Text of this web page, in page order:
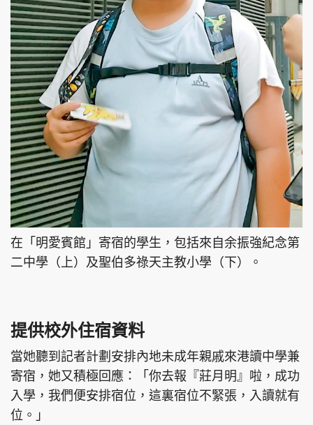
在「明愛賓館」寄宿的學生，包括來自余振強紀念第
二中學（上）及聖伯多祿天主教小學（下）。
提供校外住宿資料
當她聽到記者計劃安排內地未成年親戚來港讀中學兼
寄宿，她又積極回應：「你去報『莊月明』啦，成功
入學，我們便安排宿位，這裏宿位不緊張，入讀就有
位。」